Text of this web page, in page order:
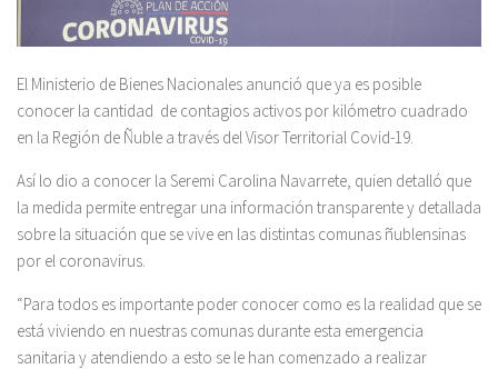
El Ministerio de Bienes Nacionales anunció que ya es posible
conocer la cantidad de contagios activos por kilómetro cuadrado
en la Región de Ñuble a través del Visor Territorial Covid-19.
Así lo dio a conocer la Seremi Carolina Navarrete, quien detalló que
la medida permite entregar una información transparente y detallada
sobre la situación que se vive en las distintas comunas ñublensinas
por el coronavirus.
“Para todos es importante poder conocer como es la realidad que se
está viviendo en nuestras comunas durante esta emergencia
sanitaria y atendiendo a esto se le han comenzado a realizar